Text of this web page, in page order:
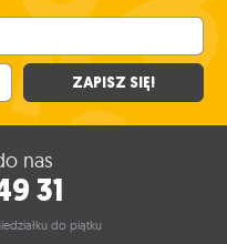
ZAPISZ SIĘ!
nas
31
do piątku